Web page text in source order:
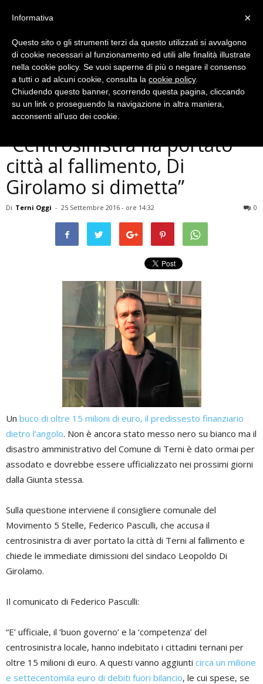
Politica
Terni, Pasculli:
“Centrosinistra ha portato
città al fallimento, Di
Girolamo si dimetta”
Di Terni Oggi - 25 Settembre 2016 - ore 14:32 0
Un buco di oltre 15 milioni di euro, il predissesto finanziario
dietro l’angolo. Non è ancora stato messo nero su bianco ma il
disastro amministrativo del Comune di Terni è dato ormai per
assodato e dovrebbe essere ufficializzato nei prossimi giorni
dalla Giunta stessa.
Sulla questione interviene il consigliere comunale del
Movimento 5 Stelle, Federico Pasculli, che accusa il
centrosinistra di aver portato la città di Terni al fallimento e
chiede le immediate dimissioni del sindaco Leopoldo Di
Girolamo.
Il comunicato di Federico Pasculli:
“E’ ufficiale, il ‘buon governo’ e la ‘competenza’ del
centrosinistra locale, hanno indebitato i cittadini ternani per
oltre 15 milioni di euro. A questi vanno aggiunti circa un milione
e settecentomila euro di debiti fuori bilancio, le cui spese, se
×
Informativa
Questo sito o gli strumenti terzi da questo utilizzati si avvalgono
di cookie necessari al funzionamento ed utili alle finalità illustrate
nella cookie policy. Se vuoi saperne di più o negare il consenso
a tutti o ad alcuni cookie, consulta la cookie policy.
Chiudendo questo banner, scorrendo questa pagina, cliccando
su un link o proseguendo la navigazione in altra maniera,
acconsenti all’uso dei cookie.